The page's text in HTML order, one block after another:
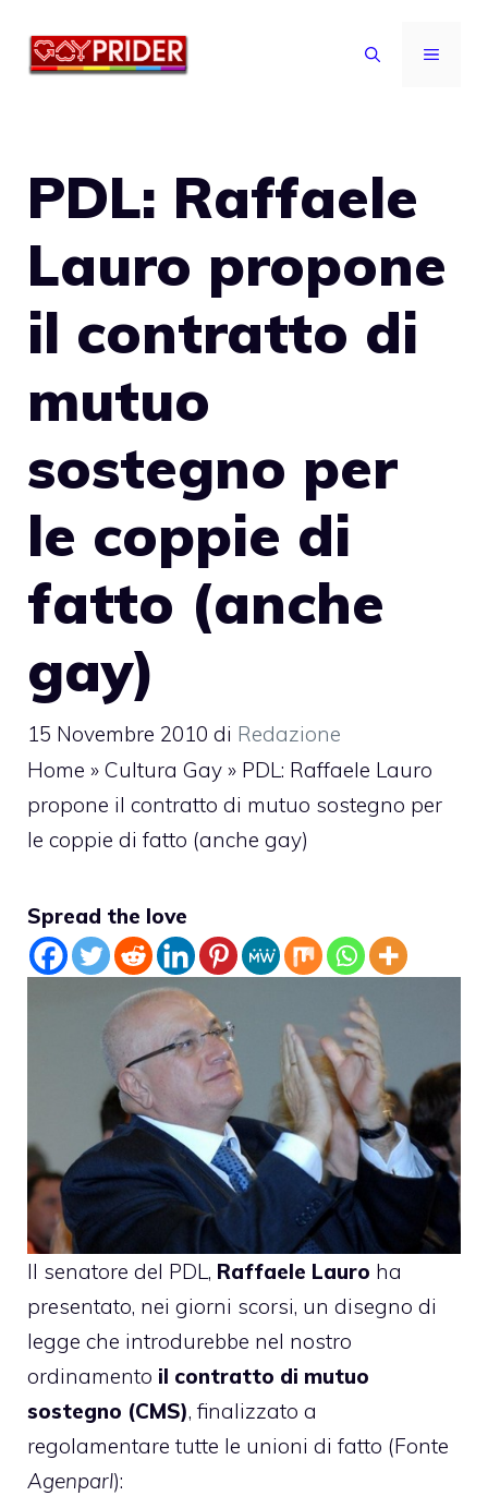
MENU
PDL: Raffaele
Lauro propone
il contratto di
mutuo
sostegno per
le coppie di
fatto (anche
gay)
15 Novembre 2010 di Redazione
Home » Cultura Gay » PDL: Raffaele Lauro
propone il contratto di mutuo sostegno per
le coppie di fatto (anche gay)
Spread the love
Il senatore del PDL, Raffaele Lauro ha
presentato, nei giorni scorsi, un disegno di
legge che introdurebbe nel nostro
ordinamento il contratto di mutuo
sostegno (CMS), finalizzato a
regolamentare tutte le unioni di fatto (Fonte
Agenparl):